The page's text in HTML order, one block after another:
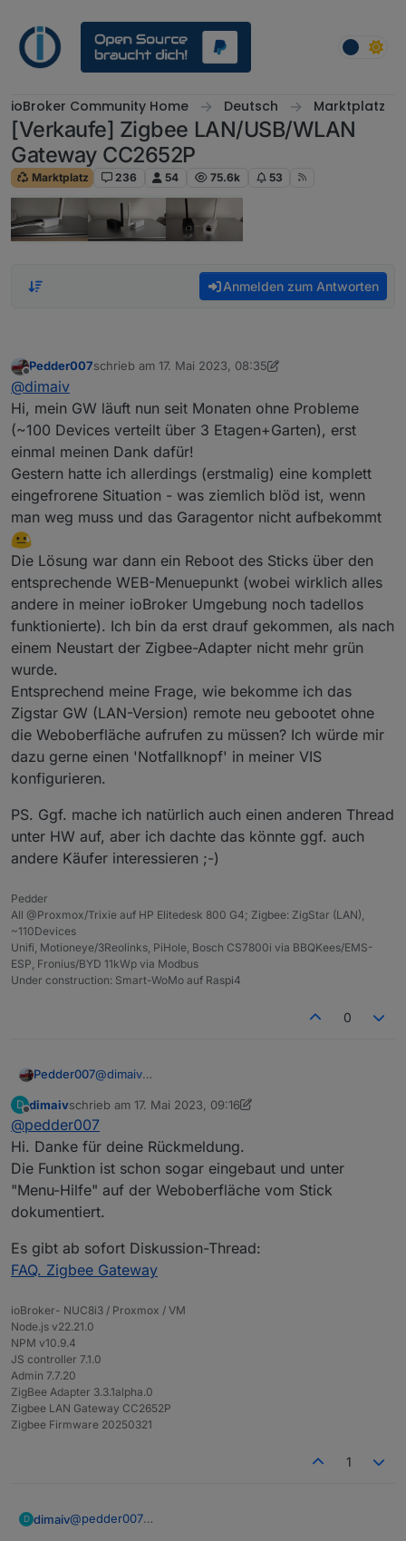
ioBroker Community Home Deutsch Marktplatz
[Verkaufe] Zigbee LAN/USB/WLAN
Gateway CC2652P
Marktplatz 236 54 75.6k 53
Anmelden zum Antworten
Offline
Pedder007schrieb am 17. Mai 2023, 08:35
zuletzt editiert von Pedder007
@dimaiv
Hi, mein GW läuft nun seit Monaten ohne Probleme
(~100 Devices verteilt über 3 Etagen+Garten), erst
einmal meinen Dank dafür!
Gestern hatte ich allerdings (erstmalig) eine komplett
eingefrorene Situation - was ziemlich blöd ist, wenn
man weg muss und das Garagentor nicht aufbekommt
Die Lösung war dann ein Reboot des Sticks über den
entsprechende WEB-Menuepunkt (wobei wirklich alles
andere in meiner ioBroker Umgebung noch tadellos
funktionierte). Ich bin da erst drauf gekommen, als nach
einem Neustart der Zigbee-Adapter nicht mehr grün
wurde.
Entsprechend meine Frage, wie bekomme ich das
Zigstar GW (LAN-Version) remote neu gebootet ohne
die Weboberfläche aufrufen zu müssen? Ich würde mir
dazu gerne einen 'Notfallknopf' in meiner VIS
konfigurieren.
PS. Ggf. mache ich natürlich auch einen anderen Thread
unter HW auf, aber ich dachte das könnte ggf. auch
andere Käufer interessieren ;-)
Pedder
All @Proxmox/Trixie auf HP Elitedesk 800 G4; Zigbee: ZigStar (LAN),
~110Devices
Unifi, Motioneye/3Reolinks, PiHole, Bosch CS7800i via BBQKees/EMS-
ESP, Fronius/BYD 11kWp via Modbus
Under construction: Smart-WoMo auf Raspi4
0
Pedder007@dimaiv
(~100 Devices verteilt über 3 Etagen+Garten), erst
einmal meinen Dank dafür!
Gestern hatte ich allerdings (erstmalig) eine
komplett eingefrorene Situation - was ziemlich blöd
ist, wenn man weg muss und das Garagentor nicht
aufbekommt
Die Lösung war dann ein Reboot des Sticks über
wirklich alles andere in meiner ioBroker Umgebung
noch tadellos funktionierte). Ich bin da erst drauf
gekommen, als nach einem Neustart der Zigbee-
Entsprechend meine Frage, wie bekomme ich das
meiner VIS konfigurieren.
PS. Ggf. mache ich natürlich auch einen anderen
Thread unter HW auf, aber ich dachte das könnte
ggf. auch andere Käufer interessieren ;-)
D
Offline
dimaivschrieb am 17. Mai 2023, 09:16
zuletzt editiert von dimaiv
@pedder007
Hi. Danke für deine Rückmeldung.
Die Funktion ist schon sogar eingebaut und unter
"Menu-Hilfe" auf der Weboberfläche vom Stick
dokumentiert.
Es gibt ab sofort Diskussion-Thread:
FAQ. Zigbee Gateway
ioBroker- NUC8i3 / Proxmox / VM
Node.js v22.21.0
NPM v10.9.4
JS controller 7.1.0
Admin 7.7.20
ZigBee Adapter 3.3.1alpha.0
Zigbee LAN Gateway CC2652P
Zigbee Firmware 20250321
1
D dimaiv@pedder007